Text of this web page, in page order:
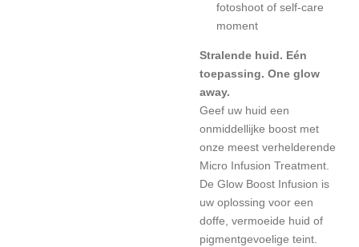
fotoshoot of self-care
moment
Stralende huid. Eén
toepassing. One glow
away.
Geef uw huid een
onmiddellijke boost met
onze meest verhelderende
Micro Infusion Treatment.
De Glow Boost Infusion is
uw oplossing voor een
doffe, vermoeide huid of
pigmentgevoelige teint.